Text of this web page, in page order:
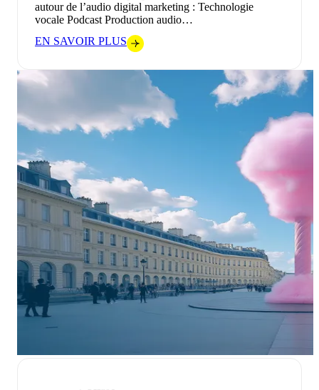
autour de l’audio digital marketing : Technologie
vocale Podcast Production audio…
EN SAVOIR PLUS